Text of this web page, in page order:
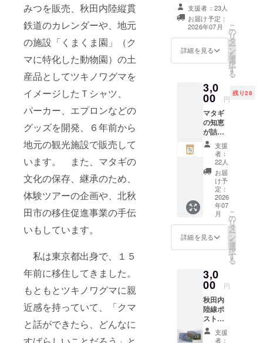
みつを販売、秋田内陸縦貫
鉄道のカレンダーや、地元
の施設「くまくま園」（ク
マに特化した動物園）の土
産品としてツキノワグマを
イメージしたＴシャツ、
パーカー、エプロンなどの
グッズを開発、６年前から
地元の観光施設で販売して
います。 また、マタギの
文化の保存、継承のため、
体験ツアーの企画や、北秋
田市の移住促進事業の手伝
いもしています。
私は東京都出身で、１５
年前に移住してきました。
もともとツキノワグマに親
近感を持っていて、「クマ
と話ができたら、どんなに
支援者：23人
お届け予定：
2026年07月
詳細を見る
こ
の
リ
タ
ー
ン
を
選
択
す
る
3,0
00 円
残り28
マタギ
の知恵
が詰
まった
マタギ
のお
茶っこ
クロモ
ジ茶（8
ｇ×2
袋）。
クロモ
ジは、
高級つ
まよう
じにも
る山の
低木
で、ク
ロモジ
の茎、
葉を
使った
ハーブ
支援
者：
22人
お届
け予
定：
2026
年07
月
詳細を見る
こ
の
リ
タ
ー
ン
を
選
択
す
る
3,0
00 円
秋田内
陸線ポ
スト
カード
２枚
支援
者：